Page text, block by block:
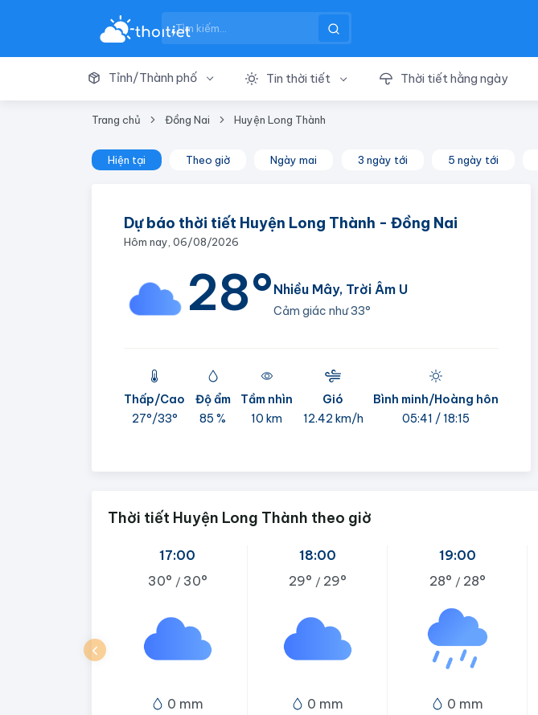
Tỉnh/Thành phố Tin thời tiết Thời tiết hằng ngày
Trang chủ Đồng Nai Huyện Long Thành
Hiện tại Theo giờ Ngày mai 3 ngày tới 5 ngày tới
Dự báo thời tiết Huyện Long Thành - Đồng Nai
Hôm nay, 06/08/2026
28° Nhiều Mây, Trời Âm U
Cảm giác như33°
Thấp/Cao
27°/33°
Độ ẩm
85 %
Tầm nhìn
10 km
Gió
12.42 km/h
Bình minh/Hoàng hôn
05:41 / 18:15
Thời tiết Huyện Long Thành theo giờ
17:00
30° / 30°
0 mm
18:00
29° / 29°
0 mm
19:00
28° / 28°
0 mm